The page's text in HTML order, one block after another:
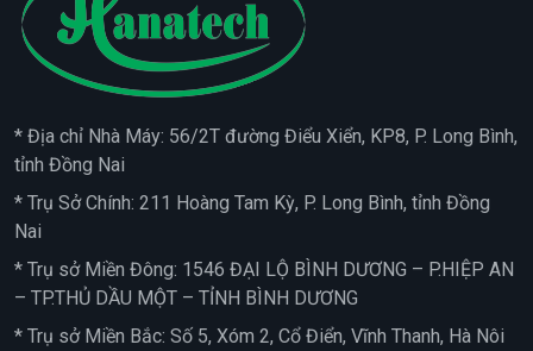
* Địa chỉ Nhà Máy: 56/2T đường Điểu Xiển, KP8, P. Long Bình,
tỉnh Đồng Nai
* Trụ Sở Chính: 211 Hoàng Tam Kỳ, P. Long Bình, tỉnh Đồng
Nai
* Trụ sở Miền Đông: 1546 ĐẠI LỘ BÌNH DƯƠNG – P.HIỆP AN
– TP.THỦ DẦU MỘT – TỈNH BÌNH DƯƠNG
* Trụ sở Miền Bắc: Số 5, Xóm 2, Cổ Điển, Vĩnh Thanh, Hà Nôi